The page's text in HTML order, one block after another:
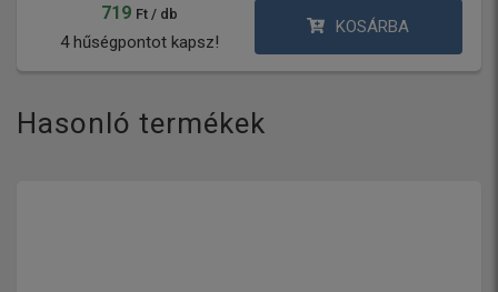
719 Ft / db
4 hűségpontot kapsz!
KOSÁRBA
Hasonló termékek